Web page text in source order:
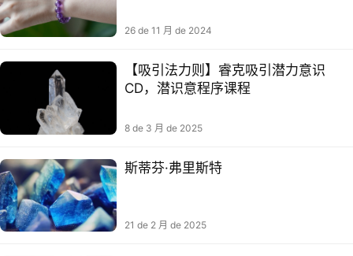
26 de 11 月 de 2024
【吸引法力‬则】睿克吸引潜力‬意识
CD，潜识意‬程序课程
8 de 3 月 de 2025
斯蒂芬·弗里斯特
21 de 2 月 de 2025